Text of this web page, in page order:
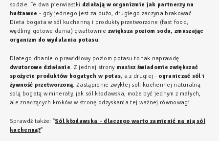
sodzie. Te dwa pierwiastki działają w organizmie jak partnerzy na
huśtawce - gdy jednego jest za dużo, drugiego zaczyna brakować.
Dieta bogata w sól kuchenną i produkty przetworzone (fast food,
wędliny, gotowe dania) gwałtownie zwiększa poziom sodu, zmuszając
organizm do wydalania potasu.
Dlatego dbanie o prawidłowy poziom potasu to tak naprawdę
dwutorowe działanie. Z jednej strony musisz świadomie zwiększać
spożycie produktów bogatych w potas, a z drugiej - ograniczać sól i
żywność przetworzoną. Zastąpienie zwykłej soli kuchennej naturalną
solą bogatą w minerały, jak sól kłodawska, może być jednym z małych,
ale znaczących kroków w stronę odzyskania tej ważnej równowagi.
Sprawdź także: "Sól kłodawska - dlaczego warto zamienić na nią sól
kuchenną?"